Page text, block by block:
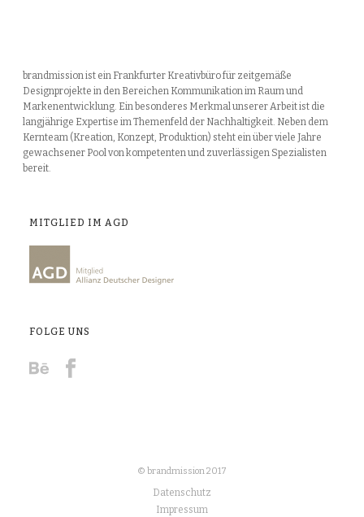
brandmission ist ein Frankfurter Kreativbüro für zeitgemäße
Designprojekte in den Bereichen Kommunikation im Raum und
Markenentwicklung. Ein besonderes Merkmal unserer Arbeit ist die
langjährige Expertise im Themenfeld der Nachhaltigkeit. Neben dem
Kernteam (Kreation, Konzept, Produktion) steht ein über viele Jahre
gewachsener Pool von kompetenten und zuverlässigen Spezialisten
bereit.
MITGLIED IM AGD
FOLGE UNS
© brandmission 2017
Datenschutz
Impressum